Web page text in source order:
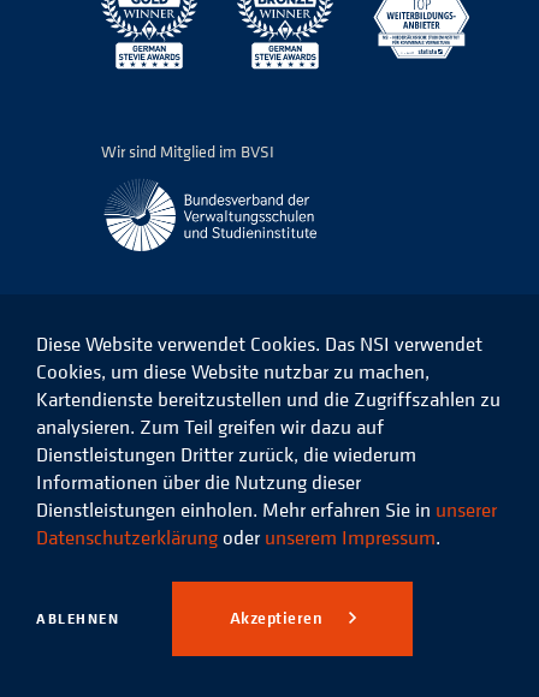
Wir sind Mitglied im BVSI
Das
NSI
Facebook
Das
NSI
auf
LinkedIn
Das
NSI
auf
Instagram
Das
Xing
© 2026 Niedersächsisches
Studieninstitut für kommunale
Verwaltung e.V.
Datenschutz Impressum
Diese Website verwendet Cookies. Das NSI verwendet
Cookies, um diese Website nutzbar zu machen,
Kartendienste bereitzustellen und die Zugriffszahlen zu
analysieren. Zum Teil greifen wir dazu auf
Dienstleistungen Dritter zurück, die wiederum
Informationen über die Nutzung dieser
Dienstleistungen einholen. Mehr erfahren Sie in unserer
Datenschutzerklärung oder unserem Impressum.
ABLEHNEN Akzeptieren